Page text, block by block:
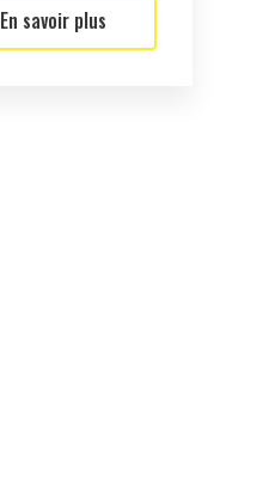
En savoir plus